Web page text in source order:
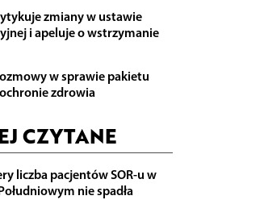
zmiany w ustawie
i apeluje o wstrzymanie
w sprawie pakietu
zdrowia
CZYTANE
liczba pacjentów SOR-u w
nie spadła